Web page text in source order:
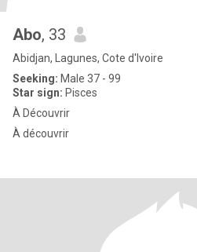
Abo, 33
Abidjan, Lagunes, Cote d'Ivoire
Seeking: Male 37 - 99
Star sign: Pisces
À Découvrir
À découvrir